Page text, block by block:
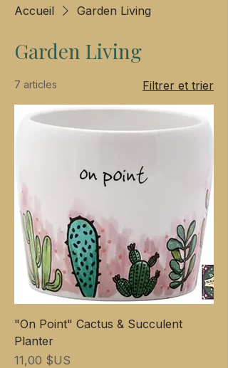
Accueil Garden Living
Garden Living
7 articles Filtrer et trier
"On Point" Cactus & Succulent
Planter
Prix
11,00 $US